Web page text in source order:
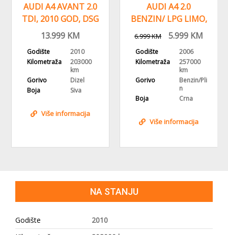
AUDI A4 AVANT 2.0
TDI, 2010 GOD, DSG
AUTOMATIK,ALU
13.999KM
Godište
2010
Kilometraža
203000
km
Gorivo
Dizel
Boja
Siva
Više informacija
AUDI A4 2.0
BENZIN/ LPG LIMO,
2006 GOD
6.999KM 5.999 KM
Godište
2006
Kilometraža
257000
km
Gorivo
Benzin/Pli
n
Boja
Crna
Više informacija
NA STANJU
Godište
2010